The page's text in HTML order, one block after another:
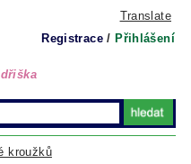
Translate
Registrace / Přihlášení
kroužků